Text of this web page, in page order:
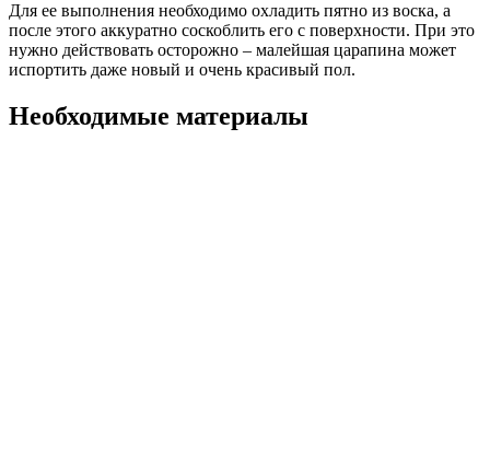
Для ее выполнения необходимо охладить пятно из воска, а
после этого аккуратно соскоблить его с поверхности. При это
нужно действовать осторожно – малейшая царапина может
испортить даже новый и очень красивый пол.
Необходимые материалы